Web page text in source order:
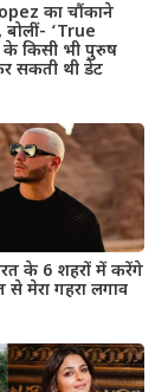
का चौंकाने
बोलीं- ‘True
किसी भी पुरुष
सकती थी डेट
के 6 शहरों में करेंगे
से मेरा गहरा लगाव